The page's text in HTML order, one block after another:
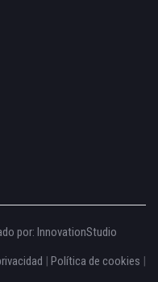
por: InnovationStudio
| Política de cookies |